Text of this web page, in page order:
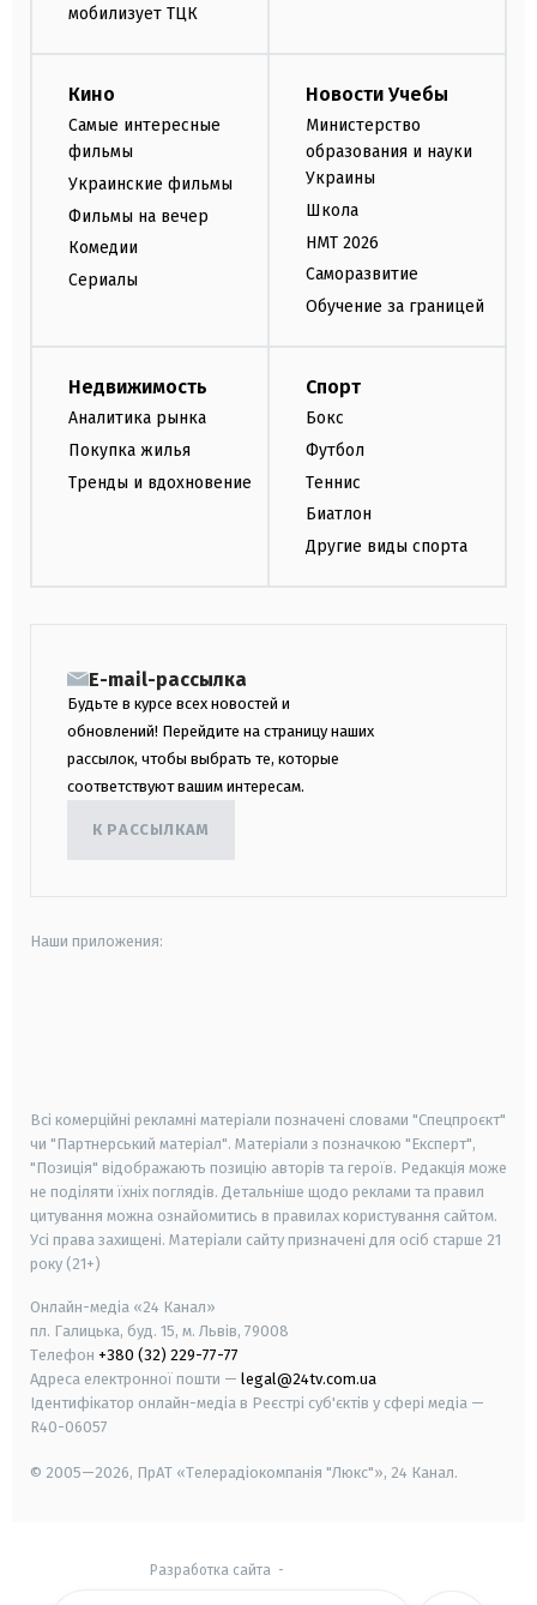
мобилизует ТЦК
Кино
Самые интересные
фильмы
Украинские фильмы
Фильмы на вечер
Комедии
Сериалы
Новости Учебы
Министерство
образования и науки
Украины
Школа
НМТ 2026
Саморазвитие
Обучение за границей
Недвижимость
Аналитика рынка
Покупка жилья
Тренды и вдохновение
Спорт
Бокс
Футбол
Теннис
Биатлон
Другие виды спорта
E-mail-рассылка
Будьте в курсе всех новостей и
обновлений! Перейдите на страницу наших
рассылок, чтобы выбрать те, которые
соответствуют вашим интересам.
К РАССЫЛКАМ
Наши приложения:
Всі комерційні рекламні матеріали позначені словами "Спецпроєкт"
чи "Партнерський матеріал". Матеріали з позначкою "Експерт",
"Позиція" відображають позицію авторів та героїв. Редакція може
не поділяти їхніх поглядів. Детальніше щодо реклами та правил
цитування можна ознайомитись в правилах користування сайтом.
Усі права захищені. Матеріали сайту призначені для осіб старше 21
року (21+)
Онлайн-медіа «24 Канал»
пл. Галицька, буд. 15, м. Львів, 79008
Телефон +380 (32) 229-77-77
Адреса електронної пошти — legal@24tv.com.ua
Ідентифікатор онлайн-медіа в Реєстрі суб'єктів у сфері медіа —
R40-06057
© 2005—2026, ПрАТ «Телерадіокомпанія "Люкс"», 24 Канал.
Разработка сайта -